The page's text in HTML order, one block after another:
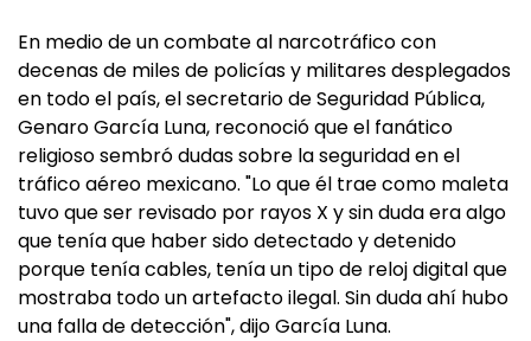
En medio de un combate al narcotráfico con
decenas de miles de policías y militares desplegados
en todo el país, el secretario de Seguridad Pública,
Genaro García Luna, reconoció que el fanático
religioso sembró dudas sobre la seguridad en el
tráfico aéreo mexicano. "Lo que él trae como maleta
tuvo que ser revisado por rayos X y sin duda era algo
que tenía que haber sido detectado y detenido
porque tenía cables, tenía un tipo de reloj digital que
mostraba todo un artefacto ilegal. Sin duda ahí hubo
una falla de detección", dijo García Luna.